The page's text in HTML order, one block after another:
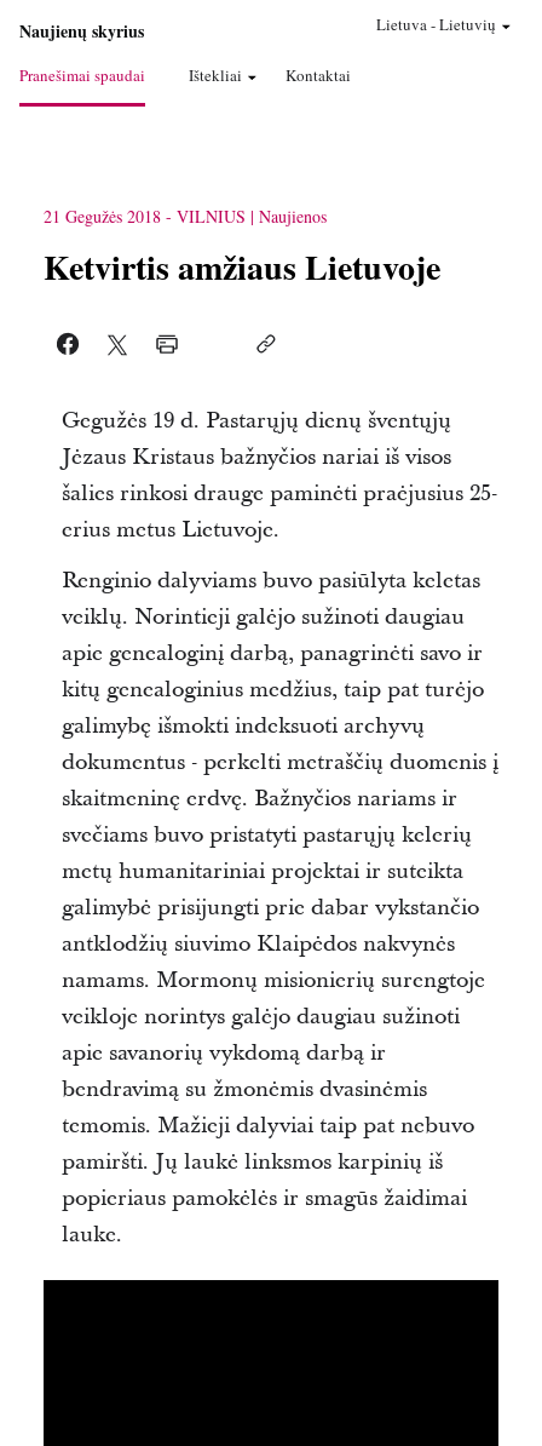
Naujienų skyrius
Pranešimai spaudai Ištekliai Kontaktai
Lietuva-Lietuvių
21 Gegužės 2018 - VILNIUS Naujienos
Ketvirtis amžiaus Lietuvoje
Gegužės 19 d. Pastarųjų dienų šventųjų
Jėzaus Kristaus bažnyčios nariai iš visos
šalies rinkosi drauge paminėti praėjusius 25-
erius metus Lietuvoje.
Renginio dalyviams buvo pasiūlyta keletas
veiklų. Norintieji galėjo sužinoti daugiau
apie genealoginį darbą, panagrinėti savo ir
kitų genealoginius medžius, taip pat turėjo
galimybę išmokti indeksuoti archyvų
dokumentus - perkelti metraščių duomenis į
skaitmeninę erdvę. Bažnyčios nariams ir
svečiams buvo pristatyti pastarųjų kelerių
metų humanitariniai projektai ir suteikta
galimybė prisijungti prie dabar vykstančio
antklodžių siuvimo Klaipėdos nakvynės
namams. Mormonų misionierių surengtoje
veikloje norintys galėjo daugiau sužinoti
apie savanorių vykdomą darbą ir
bendravimą su žmonėmis dvasinėmis
temomis. Mažieji dalyviai taip pat nebuvo
pamiršti. Jų laukė linksmos karpinių iš
popieriaus pamokėlės ir smagūs žaidimai
lauke.